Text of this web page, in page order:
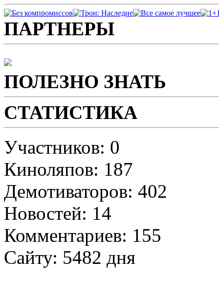
ПАРТНЕРЫ
ПОЛЕЗНО ЗНАТЬ
СТАТИСТИКА
Участников: 0
Киноляпов: 187
Демотиваторов: 402
Новостей: 14
Комментариев: 155
Сайту: 5482 дня